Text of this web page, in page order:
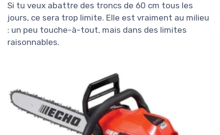
Si tu veux abattre des troncs de 60 cm tous les
jours, ce sera trop limite. Elle est vraiment au milieu
: un peu touche-à-tout, mais dans des limites
raisonnables.